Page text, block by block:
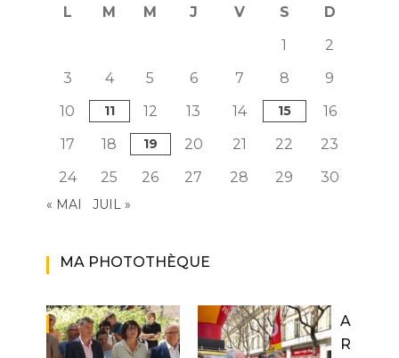
L M M J V S
D
1
2
3
4 5 6 7 8
9
10
11 12 13 14 15
16
17
18 19 20 21 22
23
24
25 26 27 28 29 30
« MAI JUIL »
MA PHOTOTHÈQUE
A
R